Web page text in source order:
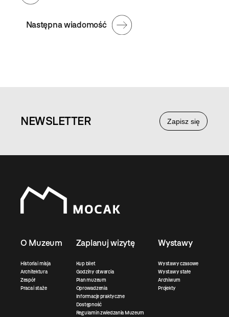
Następna wiadomość
Zapisz się
NEWSLETTER
O Muzeum
Historia i misja
Architektura
Zespół
Praca i staże
Zaplanuj wizytę
Kup bilet
Godziny otwarcia
Plan muzeum
Oprowadzenia
Informacje praktyczne
Dostępność
Regulamin zwiedzania Muzeum
Wystawy
Wystawy czasowe
Wystawy stałe
Archiwum
Projekty